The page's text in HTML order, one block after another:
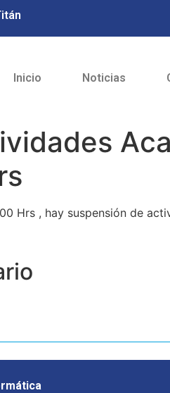
Inicio Noticias
Hrs , hay suspensión de